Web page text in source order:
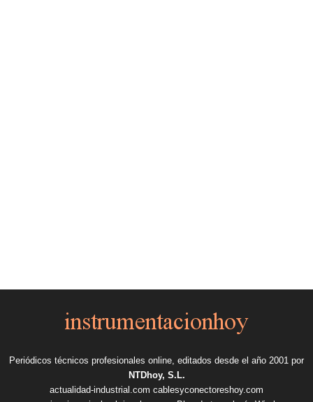
Periódicos técnicos profesionales online, editados desde el año 2001 por
NTDhoy, S.L.
actualidad-industrial.com cablesyconectoreshoy.com